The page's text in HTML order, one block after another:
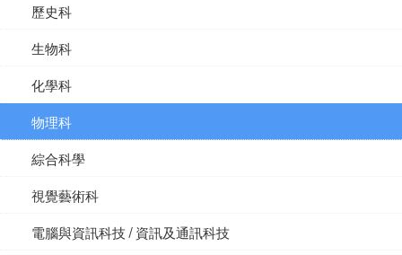
歷史科
生物科
化學科
物理科
綜合科學
視覺藝術科
電腦與資訊科技 / 資訊及通訊科技